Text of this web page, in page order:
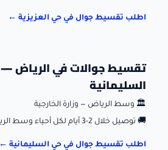
اطلب تقسيط جوال في حي العزيزية ←
تقسيط جوالات فيالرياض—
السليمانية
🏛️ وسط الرياض — وزارة الخارجية
🚚 توصيل خلال 2-3 أيام لكل أحياء وسط الرياض.
اطلب تقسيط جوال في حي السليمانية ←